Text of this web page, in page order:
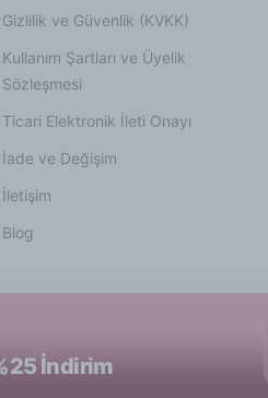
Gizlilik ve Güvenlik (KVKK)
Kullanım Şartları ve Üyelik
Sözleşmesi
Ticari Elektronik İleti Onayı
İade ve Değişim
İletişim
Blog
İndirim